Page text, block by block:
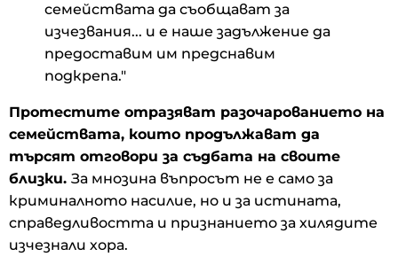
семействата да съобщават за
изчезвания... и е наше задължение да
предоставим им предснавим
подкрепа."
Протестите отразяват разочарованието на
семействата, които продължават да
търсят отговори за съдбата на своите
близки. За мнозина въпросът не е само за
криминалното насилие, но и за истината,
справедливостта и признанието за хилядите
изчезнали хора.